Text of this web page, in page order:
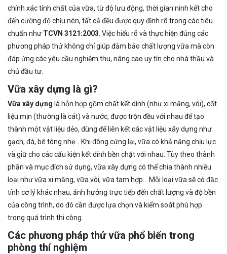
chính xác tính chất của vữa, từ độ lưu động, thời gian ninh kết cho
đến cường độ chịu nén, tất cả đều được quy định rõ trong các tiêu
chuẩn như TCVN 3121:2003 . Việc hiểu rõ và thực hiện đúng các
phương pháp thử không chỉ giúp đảm bảo chất lượng vữa mà còn
đáp ứng các yêu cầu nghiệm thu, nâng cao uy tín cho nhà thầu và
chủ đầu tư.
Vữa xây dựng là gì?
Vữa xây dựng là hỗn hợp gồm chất kết dính (như xi măng, vôi), cốt
liệu mịn (thường là cát) và nước, được trộn đều với nhau để tạo
thành một vật liệu dẻo, dùng để liên kết các vật liệu xây dựng như
gạch, đá, bê tông nhẹ… Khi đông cứng lại, vữa có khả năng chịu lực
và giữ cho các cấu kiện kết dính bền chặt với nhau. Tùy theo thành
phần và mục đích sử dụng, vữa xây dựng có thể chia thành nhiều
loại như vữa xi măng, vữa vôi, vữa tam hợp… Mỗi loại vữa sẽ có đặc
tính cơ lý khác nhau, ảnh hưởng trực tiếp đến chất lượng và độ bền
của công trình, do đó cần được lựa chọn và kiểm soát phù hợp
trong quá trình thi công.
Các phương pháp thử vữa phổ biến trong
phòng thí nghiệm